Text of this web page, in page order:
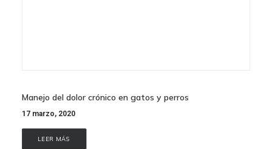
Manejo del dolor crónico en gatos y perros
17 marzo, 2020
LEER MÁS